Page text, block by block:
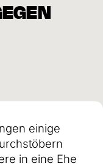
einige
in eine Ehe